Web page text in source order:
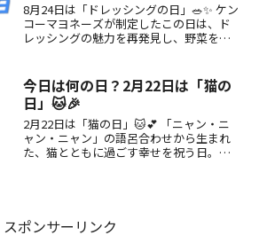
8月24日は「ドレッシングの日」🥗✨ ケン
コーマヨネーズが制定したこの日は、ド
レッシングの魅力を再発見し、野菜を美
介！
今日は何の日？2月22日は「猫の
日」🐱🎉
2月22日は「猫の日」🐱💕 「ニャン・ニ
ャン・ニャン」の語呂合わせから生まれ
た、猫とともに過ごす幸せを祝う日。愛
スポンサーリンク